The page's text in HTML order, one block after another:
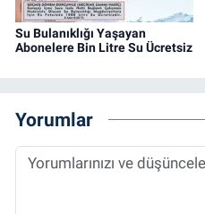
Su Bulanıklığı Yaşayan
Abonelere Bin Litre Su Ücretsiz
Yorumlar